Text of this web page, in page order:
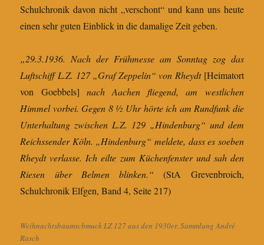
Schulchronik davon nicht „verschont“ und kann uns heute
einen sehr guten Einblick in die damalige Zeit geben.
„29.3.1936. Nach der Frühmesse am Sonntag zog das
Luftschiff L.Z. 127 „Graf Zeppelin“ von Rheydt [Heimatort
von Goebbels] nach Aachen fliegend, am westlichen
Himmel vorbei. Gegen 8 ½ Uhr hörte ich am Rundfunk die
Unterhaltung zwischen L.Z. 129 „Hindenburg“ und dem
Reichssender Köln. „Hindenburg“ meldete, dass es soeben
Rheydt verlasse. Ich eilte zum Küchenfenster und sah den
Riesen über Belmen blinken.“ (StA Grevenbroich,
Schulchronik Elfgen, Band 4, Seite 217)
Weihnachtsbaumschmuck LZ 127 aus den 1930er. Sammlung André
Rasch